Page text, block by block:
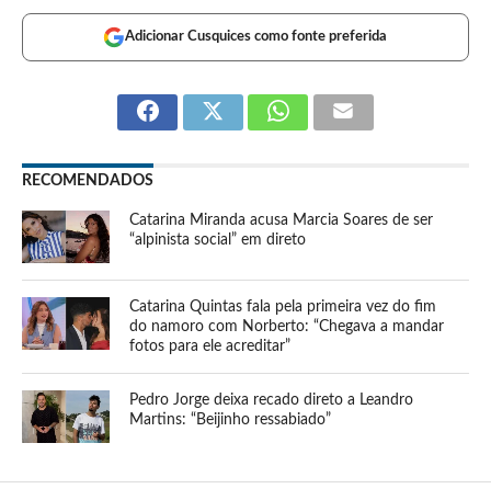
Adicionar Cusquices como fonte preferida
RECOMENDADOS
Catarina Miranda acusa Marcia Soares de ser
“alpinista social” em direto
Catarina Quintas fala pela primeira vez do fim
do namoro com Norberto: “Chegava a mandar
fotos para ele acreditar”
Pedro Jorge deixa recado direto a Leandro
Martins: “Beijinho ressabiado”